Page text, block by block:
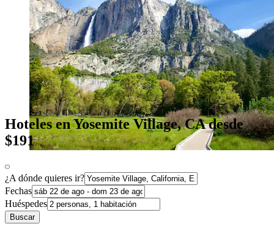
Hoteles en Yosemite Village, CA desde
$191
¿A dónde quieres ir?
Fechas
Huéspedes
Buscar